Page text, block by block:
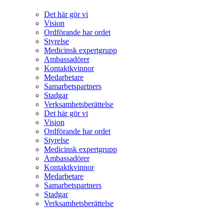
Det här gör vi
Vision
Ordförande har ordet
Styrelse
Medicinsk expertgrupp
Ambassadörer
Kontaktkvinnor
Medarbetare
Samarbetspartners
Stadgar
Verksamhetsberättelse
Det här gör vi
Vision
Ordförande har ordet
Styrelse
Medicinsk expertgrupp
Ambassadörer
Kontaktkvinnor
Medarbetare
Samarbetspartners
Stadgar
Verksamhetsberättelse